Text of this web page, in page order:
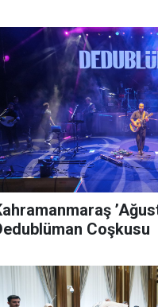
Coşkusu